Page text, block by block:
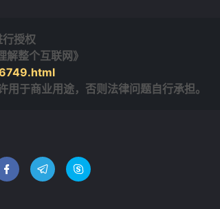
授权
整个互联网》
于商业用途，否则法律问题自行承担。
  